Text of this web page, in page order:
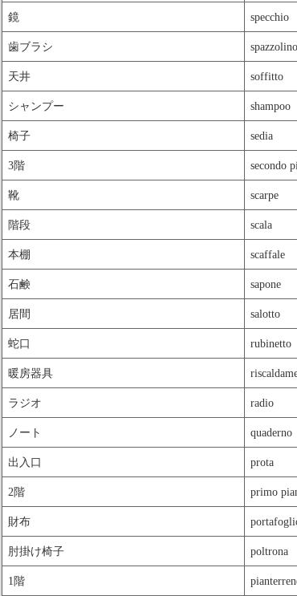
鏡 specchio
歯ブラシ
天井 soffitto
シャンプー shampoo
椅子 sedia
3階 secondo
靴 scarpe
階段 scala
本棚 scaffale
石鹸 sapone
居間 salotto
蛇口 rubinetto
暖房器具
ラジオ radio
ノート quaderno
出入口 prota
2階 primo
財布
肘掛け椅子 poltrona
1階